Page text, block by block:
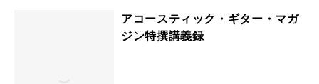
アコースティック・ギター・マガ
ジン特撰講義録